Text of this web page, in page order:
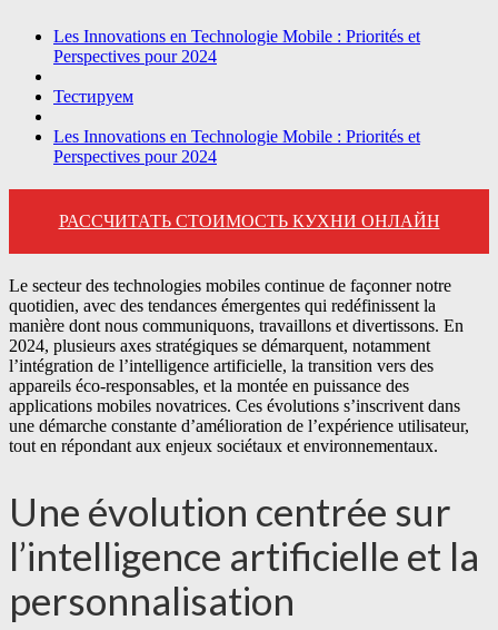
Les Innovations en Technologie Mobile : Priorités et
Perspectives pour 2024
Тестируем
Les Innovations en Technologie Mobile : Priorités et
Perspectives pour 2024
РАССЧИТАТЬ СТОИМОСТЬ КУХНИ ОНЛАЙН
Le secteur des technologies mobiles continue de façonner notre
quotidien, avec des tendances émergentes qui redéfinissent la
manière dont nous communiquons, travaillons et divertissons. En
2024, plusieurs axes stratégiques se démarquent, notamment
l’intégration de l’intelligence artificielle, la transition vers des
appareils éco-responsables, et la montée en puissance des
applications mobiles novatrices. Ces évolutions s’inscrivent dans
une démarche constante d’amélioration de l’expérience utilisateur,
tout en répondant aux enjeux sociétaux et environnementaux.
Une évolution centrée sur
l’intelligence artificielle et la
personnalisation